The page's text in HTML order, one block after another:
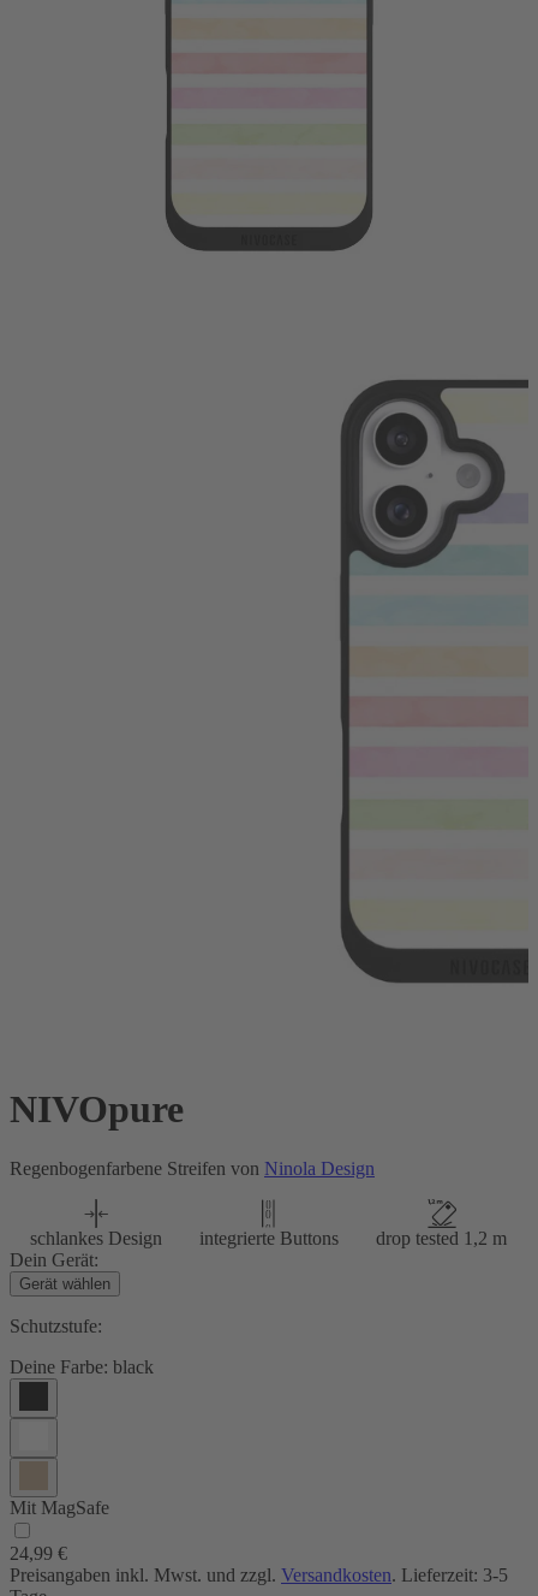
NIVOpure
Regenbogenfarbene Streifen von Ninola Design
schlankes Design integrierte Buttons
drop tested 1,2 m
Dein Gerät:
Gerät wählen
Schutzstufe:
Deine Farbe: black
Mit MagSafe
24,99 €
Preisangaben inkl. Mwst. und zzgl. Versandkosten. Lieferzeit: 3-5